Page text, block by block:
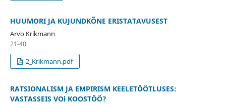
HUUMORI JA KUJUNDKÕNE ERISTATAVUSEST
Arvo Krikmann
21-40
2_Krikmann.pdf
RATSIONALISM JA EMPIRISM KEELE­TÖÖTLUSES:
VASTASSEIS VOi KOOSTÖÖ?